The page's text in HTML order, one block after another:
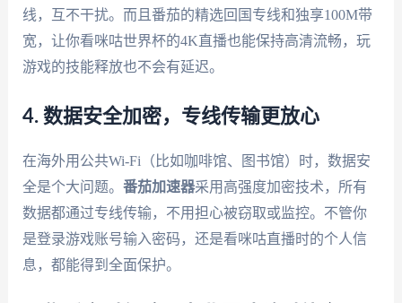
线，互不干扰。而且番茄的精选回国专线和独享100M带
宽，让你看咪咕世界杯的4K直播也能保持高清流畅，玩
游戏的技能释放也不会有延迟。
4. 数据安全加密，专线传输更放心
在海外用公共Wi-Fi（比如咖啡馆、图书馆）时，数据安
全是个大问题。 番茄加速器采用高强度加密技术，所有
数据都通过专线传输，不用担心被窃取或监控。不管你
是登录游戏账号输入密码，还是看咪咕直播时的个人信
息，都能得到全面保护。